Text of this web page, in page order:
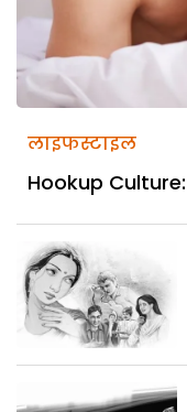
लाइफस्टाइल
Hookup